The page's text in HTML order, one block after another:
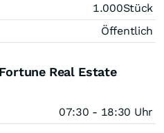
1.000Stück
Öffentlich
Real Estate
07:30 - 18:30 Uhr